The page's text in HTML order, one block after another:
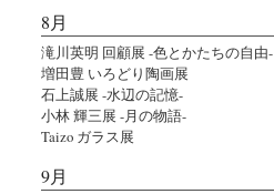
8月
滝川英明 回顧展 -色とかたちの自由-
増田豊 いろどり陶画展
石上誠展 -水辺の記憶-
小林 輝三展 -月の物語-
Taizo ガラス展
9月